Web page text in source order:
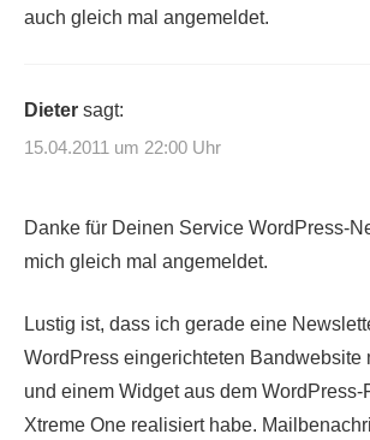
auch gleich mal angemeldet.
Dieter sagt:
15.04.2011 um 22:00 Uhr
Danke für Deinen Service WordPress-
mich gleich mal angemeldet.
Lustig ist, dass ich gerade eine
WordPress eingerichteten Bandwebsite
und einem Widget aus dem WordPress-
Xtreme One realisiert habe.